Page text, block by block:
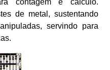
contagem e cálculo.
de metal, sustentando
servindo para